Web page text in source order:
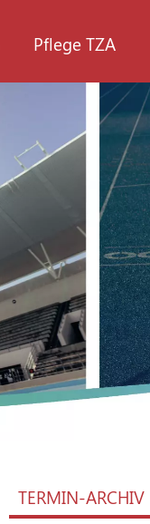
Pflege TZA
TERMIN-ARCHIV